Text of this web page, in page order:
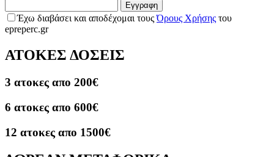
Εγγραφη
Έχω διαβάσει και αποδέχομαι τουςΌρους Χρήσης του
epreperc.gr
ΑΤΟΚΕΣ ΔΟΣΕΙΣ
3 ατοκες απο 200€
6 ατοκες απο 600€
12 ατοκες απο 1500€